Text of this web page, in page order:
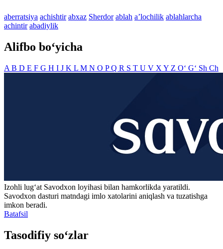
aberratsiya achishtir abxaz Sherdor ablah aʼlochilik ablahlarcha
achintir abadiylik
Alifbo bo‘yicha
A B D E F G H I J K L M N O PQ R S T U V X Y Z O‘ G‘ Sh Ch
Izohli lugʻat Savodxon loyihasi bilan hamkorlikda yaratildi.
Savodxon dasturi matndagi imlo xatolarini aniqlash va tuzatishga
imkon beradi.
Batafsil
Tasodifiy so‘zlar